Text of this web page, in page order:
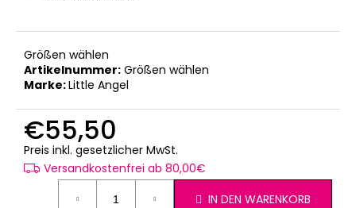
Größen wählen
Artikelnummer: Größen wählen
Marke:Little Angel
€55,50
Preis inkl. gesetzlicher MwSt.
Versandkostenfrei ab 80,00€
IN DEN WARENKORB